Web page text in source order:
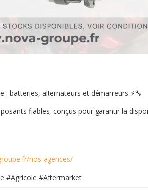
: batteries, alternateurs et démarreurs ⚡🔧
fiables, conçus pour garantir la
nos-agences/
#Agricole #Aftermarket